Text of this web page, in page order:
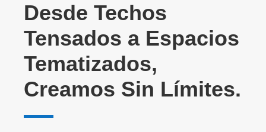
Desde Techos
Tensados a Espacios
Tematizados,
Creamos Sin Límites.